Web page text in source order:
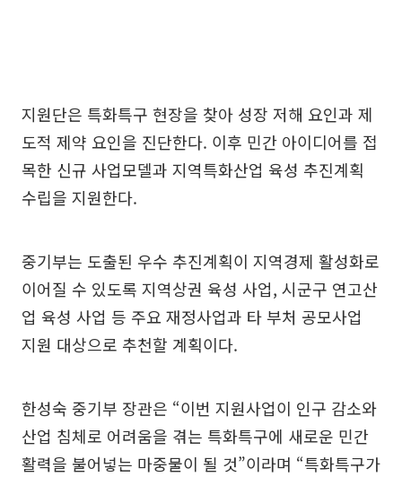
지원단은 특화특구 현장을 찾아 성장 저해 요인과 제
도적 제약 요인을 진단한다. 이후 민간 아이디어를 접
목한 신규 사업모델과 지역특화산업 육성 추진계획
수립을 지원한다.
중기부는 도출된 우수 추진계획이 지역경제 활성화로
이어질 수 있도록 지역상권 육성 사업, 시군구 연고산
업 육성 사업 등 주요 재정사업과 타 부처 공모사업
지원 대상으로 추천할 계획이다.
한성숙 중기부 장관은 “이번 지원사업이 인구 감소와
산업 침체로 어려움을 겪는 특화특구에 새로운 민간
활력을 불어넣는 마중물이 될 것”이라며 “특화특구가